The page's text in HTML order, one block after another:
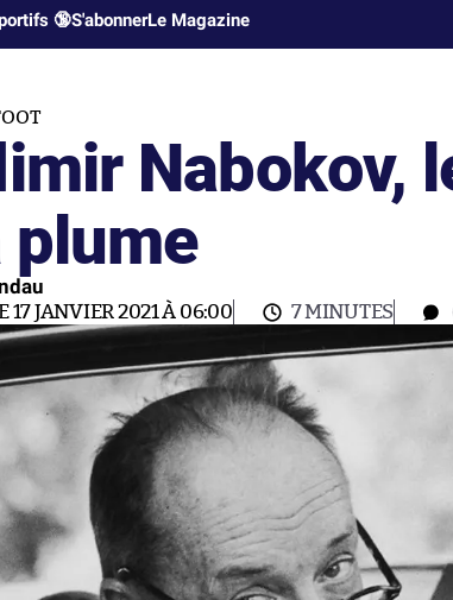
🔞S'abonnerLe Magazine
Nabokov,
plume
17 JANVIER 2021 À 06:00 7 MINUTES